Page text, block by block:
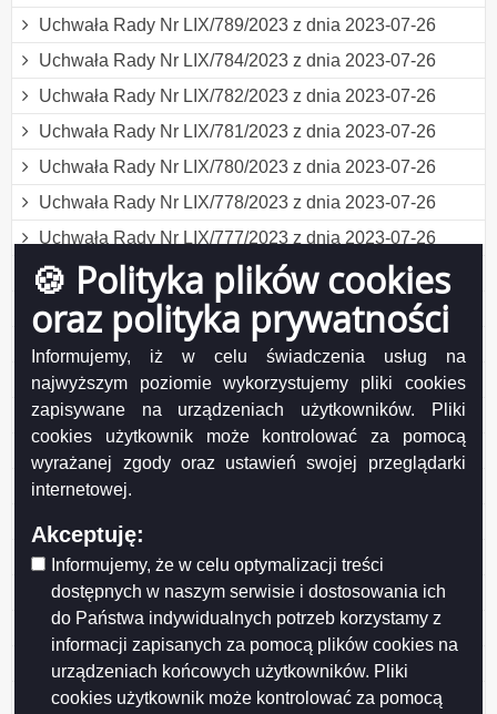
🍪 Polityka plików cookies
oraz polityka prywatności
Informujemy, iż w celu świadczenia usług na
najwyższym poziomie wykorzystujemy pliki cookies
zapisywane na urządzeniach użytkowników. Pliki
cookies użytkownik może kontrolować za pomocą
wyrażanej zgody oraz ustawień swojej przeglądarki
internetowej.
Akceptuję:
Informujemy, że w celu optymalizacji treści
dostępnych w naszym serwisie i dostosowania ich
do Państwa indywidualnych potrzeb korzystamy z
informacji zapisanych za pomocą plików cookies na
urządzeniach końcowych użytkowników. Pliki
cookies użytkownik może kontrolować za pomocą
Uchwała Rady Nr LIX/789/2023 z dnia 2023-07-26
Uchwała Rady Nr LIX/784/2023 z dnia 2023-07-26
Uchwała Rady Nr LIX/782/2023 z dnia 2023-07-26
Uchwała Rady Nr LIX/781/2023 z dnia 2023-07-26
Uchwała Rady Nr LIX/780/2023 z dnia 2023-07-26
Uchwała Rady Nr LIX/778/2023 z dnia 2023-07-26
Uchwała Rady Nr LIX/777/2023 z dnia 2023-07-26
Obwieszczenie Rady Miejskiej z dnia 2023-06-28
Uchwała Rady Nr LVIII/773/2023 z dnia 2023-06-28
Uchwała Rady Nr LVIII/771/2023 z dnia 2023-06-28
Uchwała Rady Nr LVIII/770/2023 z dnia 2023-06-28
Uchwała Rady Nr LVIII/769/2023 z dnia 2023-06-28
Uchwała Rady Nr LVIII/768/2023 z dnia 2023-06-28
Uchwała Rady Nr LVIII/762/2023 z dnia 2023-06-28
Uchwała Rady Nr LVIII/761/2023 z dnia 2023-06-28
Uchwała Rady Nr LVIII/760/2023 z dnia 2023-06-28
Uchwała Rady Nr LVIII/759/2023 z dnia 2023-06-28
Uchwała Rady Nr LVIII/758/2023 z dnia 2023-06-28
Uchwała Rady Nr LVII/748/2023 z dnia 2023-05-31
Uchwała Rady Nr LVII/754/2023 z dnia 2023-05-31